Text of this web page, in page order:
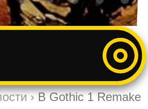
›В Gothic 1 Remake